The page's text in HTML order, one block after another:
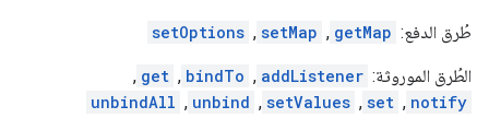
طُرق الدفع: getMap
,
setMap
,
setOptions
الطُرق الموروثة: addListener
,
bindTo
,
get
,
notify
,
set
,
setValues
,
unbind
,
unbindAll